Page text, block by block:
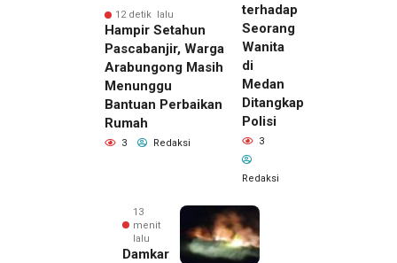
12 detik lalu
Hampir Setahun
Pascabanjir, Warga
Arabungong Masih
Menunggu
Bantuan Perbaikan
Rumah
3 Redaksi
terhadap
Seorang
Wanita
di
Medan
Ditangkap
Polisi
3
Redaksi
13
menit
lalu
Damkar